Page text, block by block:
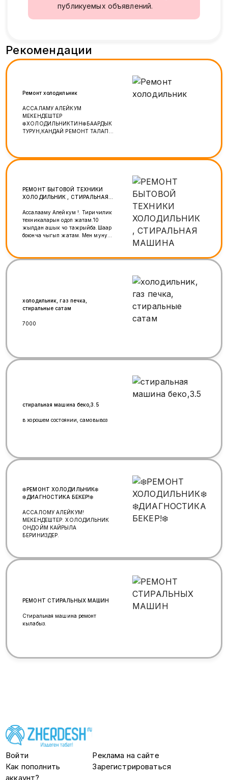
публикуемых объявлений.
Рекомендации
Ремонт холодильник
АССАЛАМУ АЛЕЙКУМ
МЕКЕНДЕШТЕР
❄️ХОЛОДИЛЬНИКТИН❄️БААРДЫК
ТУРУН,КАНДАЙ РЕМОНТ ТАЛАП
САТЫП АЛСАНЫЗДАР БОЛОТ.
РЕМОНТ БЫТОВОЙ ТЕХНИКИ
ХОЛОДИЛЬНИК , СТИРАЛЬНАЯ
Ассалааму Алейкум !. Тиричилик
техникаларын оңдоп жатам.10
жылдан ашык чоң тажрыйба.Шаар
боюнча чыгып жатам. Мен муну
кубанычта болот! +79011298383
себе ! Звоните буду рад помочь!
+79011298383
холодильник, газ печка,
стиральные сатам
7000
стиральная машина беко,3.5
в хорошем состоянии, самовывоз
❄️РЕМОНТ ХОЛОДИЛЬНИК❄️
❄️ДИАГНОСТИКА БЕКЕР!❄️
АССАЛОМУ АЛЕЙКУМ!
МЕКЕНДЕШТЕР. ХОЛОДИЛЬНИК
ОНДОЙМ КАЙРЫЛА
БЕРИНИЗДЕР.
РЕМОНТ СТИРАЛЬНЫХ МАШИН
Стиральная машина ремонт
кылабыз.
Войти
Реклама на сайте
Как пополнить
аккаунт?
Зарегистрироваться